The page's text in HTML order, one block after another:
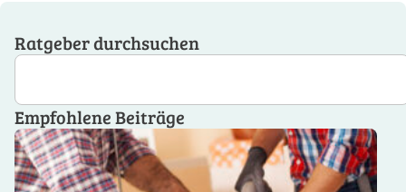
Ratgeber durchsuchen
Empfohlene Beiträge